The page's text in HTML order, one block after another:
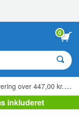
0
over 447,00 kr. »
inkluderet